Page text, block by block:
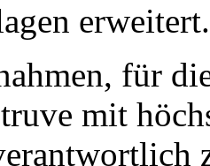
erweitert.
für
mit